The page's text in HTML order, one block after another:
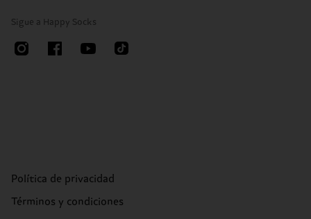
Sigue a Happy Socks
Política de privacidad
Términos y condiciones